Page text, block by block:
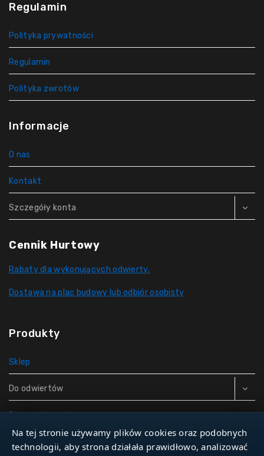
Regulamin
Polityka prywatności
Regulamin
Polityka zwrotów
Informacje
O nas
Kontakt
Szczegóły konta
Cennik Hurtowy
Rabaty dla wykonujących odwierty.
Dostawa na plac budowy lub odbiór osobisty
Produkty
Sklep
Do odwiertów
Rury do studni
Zbiorniki hydroforowe
Na tej stronie używamy plików cookies oraz podobnych
technologii, aby strona działała prawidłowo, analizować